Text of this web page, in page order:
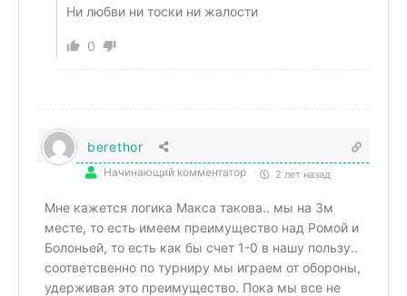
Ни любви ни тоски ни жалости
0
berethor
Начинающий комментатор 2 лет назад
Мне кажется логика Макса такова.. мы на 3м
месте, то есть имеем преимущество над Ромой и
Болоньей, то есть как бы счет 1-0 в нашу пользу..
соответсвенно по турниру мы играем от обороны,
удерживая это преимущество. Пока мы все не